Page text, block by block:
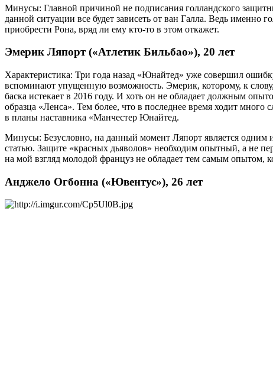
Минусы: Главной причиной не подписания голландского
данной ситуации все будет зависеть от ван Галла. Ведь именно
приобрести Рона, вряд ли ему кто-то в этом откажет.
Эмерик Ляпорт («Атлетик Бильбао»), 20 лет
Характеристика: Три года назад «Юнайтед» уже совершил
вспоминают упущенную возможность. Эмерик, которому, к
баска истекает в 2016 году. И хоть он не обладает должным
образца «Ленса». Тем более, что в последнее время ходит
в планы наставника «Манчестер Юнайтед.
Минусы: Безусловно, на данный момент Ляпорт является одним
статью. Защите «красных дьяволов» необходим опытный, а не
на мой взгляд молодой француз не обладает тем самым
Анджело Огбонна («Ювентус»), 26 лет